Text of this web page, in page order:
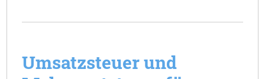
Umsatzsteuer und